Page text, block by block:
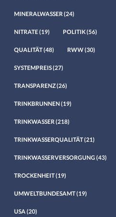
MINERALWASSER (24)
NITRATE(19) POLITIK(56)
QUALITÄT(48) RWW(30)
SYSTEMPREIS(27)
TRANSPARENZ(26)
TRINKBRUNNEN(19)
TRINKWASSER (218)
TRINKWASSERQUALITÄT(21)
TRINKWASSERVERSORGUNG (43)
TROCKENHEIT(19)
UMWELTBUNDESAMT(19)
USA (20)